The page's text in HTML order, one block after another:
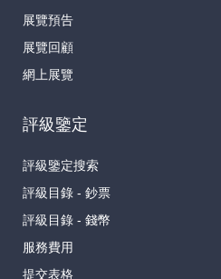
展覽預告
展覽回顧
網上展覽
評級鑒定
評級鑒定搜索
評級目錄 - 鈔票
評級目錄 - 錢幣
服務費用
提交表格